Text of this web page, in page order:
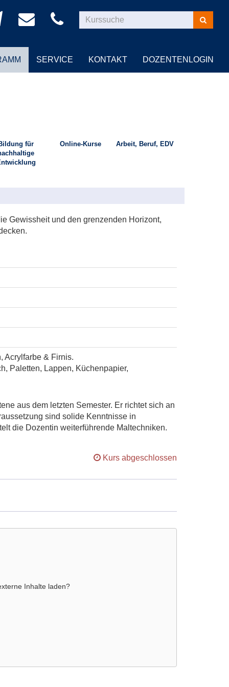
Kurse
suchen
SERVICE KONTAKT DOZENTENLOGIN
für
Online-Kurse Arbeit, Beruf, EDV
Gewissheit und den grenzenden Horizont,
Acrylfarbe & Firnis.
Paletten, Lappen, Küchenpapier,
aus dem letzten Semester. Er richtet sich an
sind solide Kenntnisse in
die Dozentin weiterführende Maltechniken.
Kurs abgeschlossen
Inhalte laden?